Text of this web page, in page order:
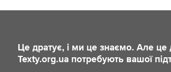
Це дратує, і ми це знаємо. Але
Texty.org.ua потребують вашої